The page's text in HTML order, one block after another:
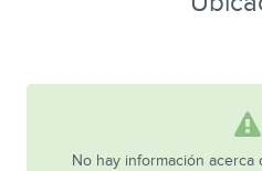
No hay información